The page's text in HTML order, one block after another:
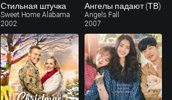
Стильная штучка
Sweet Home Alabama
2002
Ангелы падают (ТВ)
Angels Fall
2007